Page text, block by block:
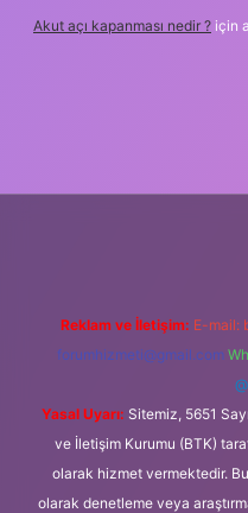
Akut açı kapanması nedir ? için
Reklam ve İletişim: E-mail:
forumhizmeti@gmail.com
Yasal Uyarı: Sitemiz, 5651
ve İletişim Kurumu (BTK)
olarak hizmet vermektedir.
olarak denetleme veya